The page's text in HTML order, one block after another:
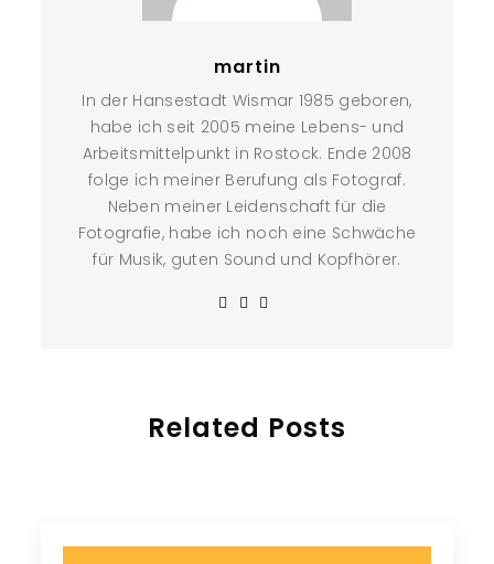
martin
In der Hansestadt Wismar 1985 geboren,
habe ich seit 2005 meine Lebens- und
Arbeitsmittelpunkt in Rostock. Ende 2008
folge ich meiner Berufung als Fotograf.
Neben meiner Leidenschaft für die
Fotografie, habe ich noch eine Schwäche
für Musik, guten Sound und Kopfhörer.
Related Posts